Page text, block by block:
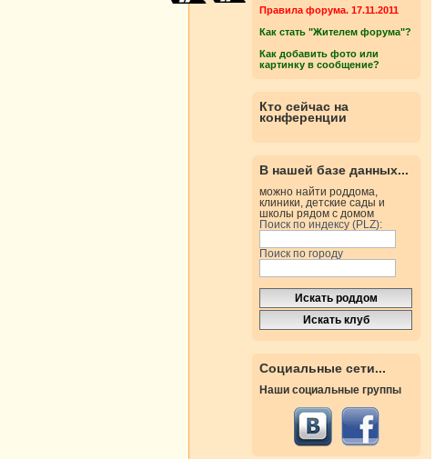
Правила форума. 17.11.2011
Как стать "Жителем форума"?
Как добавить фото или
картинку в сообщение?
Кто сейчас на
конференции
В нашей базе данных...
можно найти роддома,
клиники, детские сады и
школы рядом с домом
Поиск по индексу (PLZ):
Поиск по городу
Социальные сети...
Наши социальные группы